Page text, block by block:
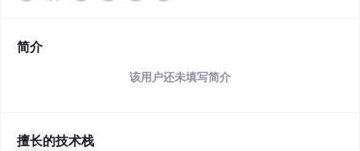
简介
该用户还未填写简介
擅长的技术栈